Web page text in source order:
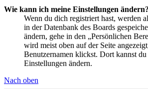
Wie kann ich meine Einstellungen ändern?
Wenn du dich registriert hast, werden
in der Datenbank des Boards
ändern, gehe in den „Persönlichen
wird meist oben auf der Seite
Benutzernamen klickst. Dort kannst du
Einstellungen ändern.
Nach oben